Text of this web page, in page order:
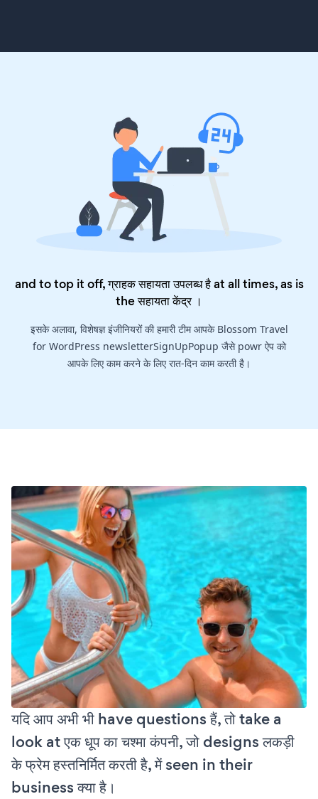
and to top it off, ग्राहक सहायता उपलब्ध है at all times, as is
theसहायता केंद्र।
इसके अलावा, विशेषज्ञ इंजीनियरों की हमारी टीम आपके Blossom Travel
for WordPress newsletterSignUpPopup जैसे powr ऐप को
आपके लिए काम करने के लिए रात-दिन काम करती है।
यदि आप अभी भी have questions हैं, तो take a
look at एक धूप का चश्मा कंपनी, जो designs लकड़ी
के फ्रेम हस्तनिर्मित करती है, में seen in their
business क्या है।